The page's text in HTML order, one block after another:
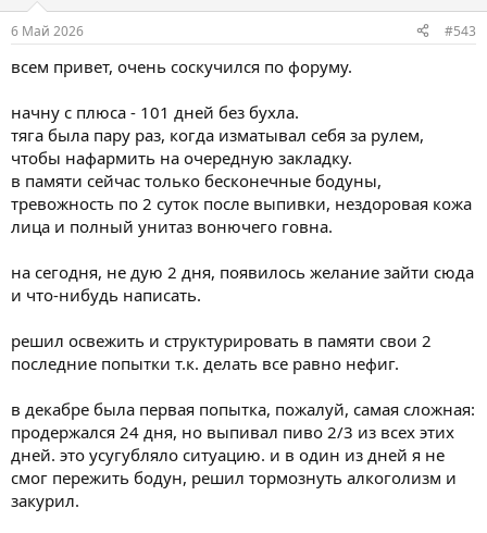
6 Май 2026 #543
всем привет, очень соскучился по форуму.
начну с плюса - 101 дней без бухла.
тяга была пару раз, когда изматывал себя за рулем,
чтобы нафармить на очередную закладку.
в памяти сейчас только бесконечные бодуны,
тревожность по 2 суток после выпивки, нездоровая кожа
лица и полный унитаз вонючего говна.
на сегодня, не дую 2 дня, появилось желание зайти сюда
и что-нибудь написать.
решил освежить и структурировать в памяти свои 2
последние попытки т.к. делать все равно нефиг.
в декабре была первая попытка, пожалуй, самая сложная:
продержался 24 дня, но выпивал пиво 2/3 из всех этих
дней. это усугубляло ситуацию. и в один из дней я не
смог пережить бодун, решил тормознуть алкоголизм и
закурил.